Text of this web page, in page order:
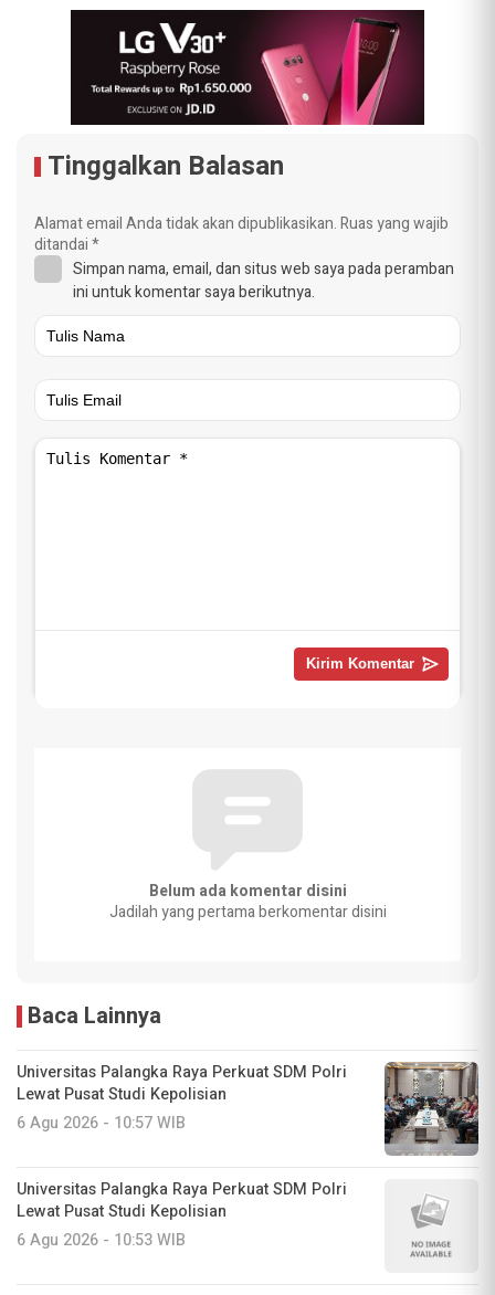
Tinggalkan Balasan
Alamat email Anda tidak akan dipublikasikan.Ruas yang wajib
ditandai*
Simpan nama, email, dan situs web saya pada peramban
ini untuk komentar saya berikutnya.
Belum ada komentar disini
Jadilah yang pertama berkomentar disini
Baca Lainnya
Universitas Palangka Raya Perkuat SDM Polri
Lewat Pusat Studi Kepolisian
6 Agu 2026 - 10:57 WIB
Universitas Palangka Raya Perkuat SDM Polri
Lewat Pusat Studi Kepolisian
6 Agu 2026 - 10:53 WIB